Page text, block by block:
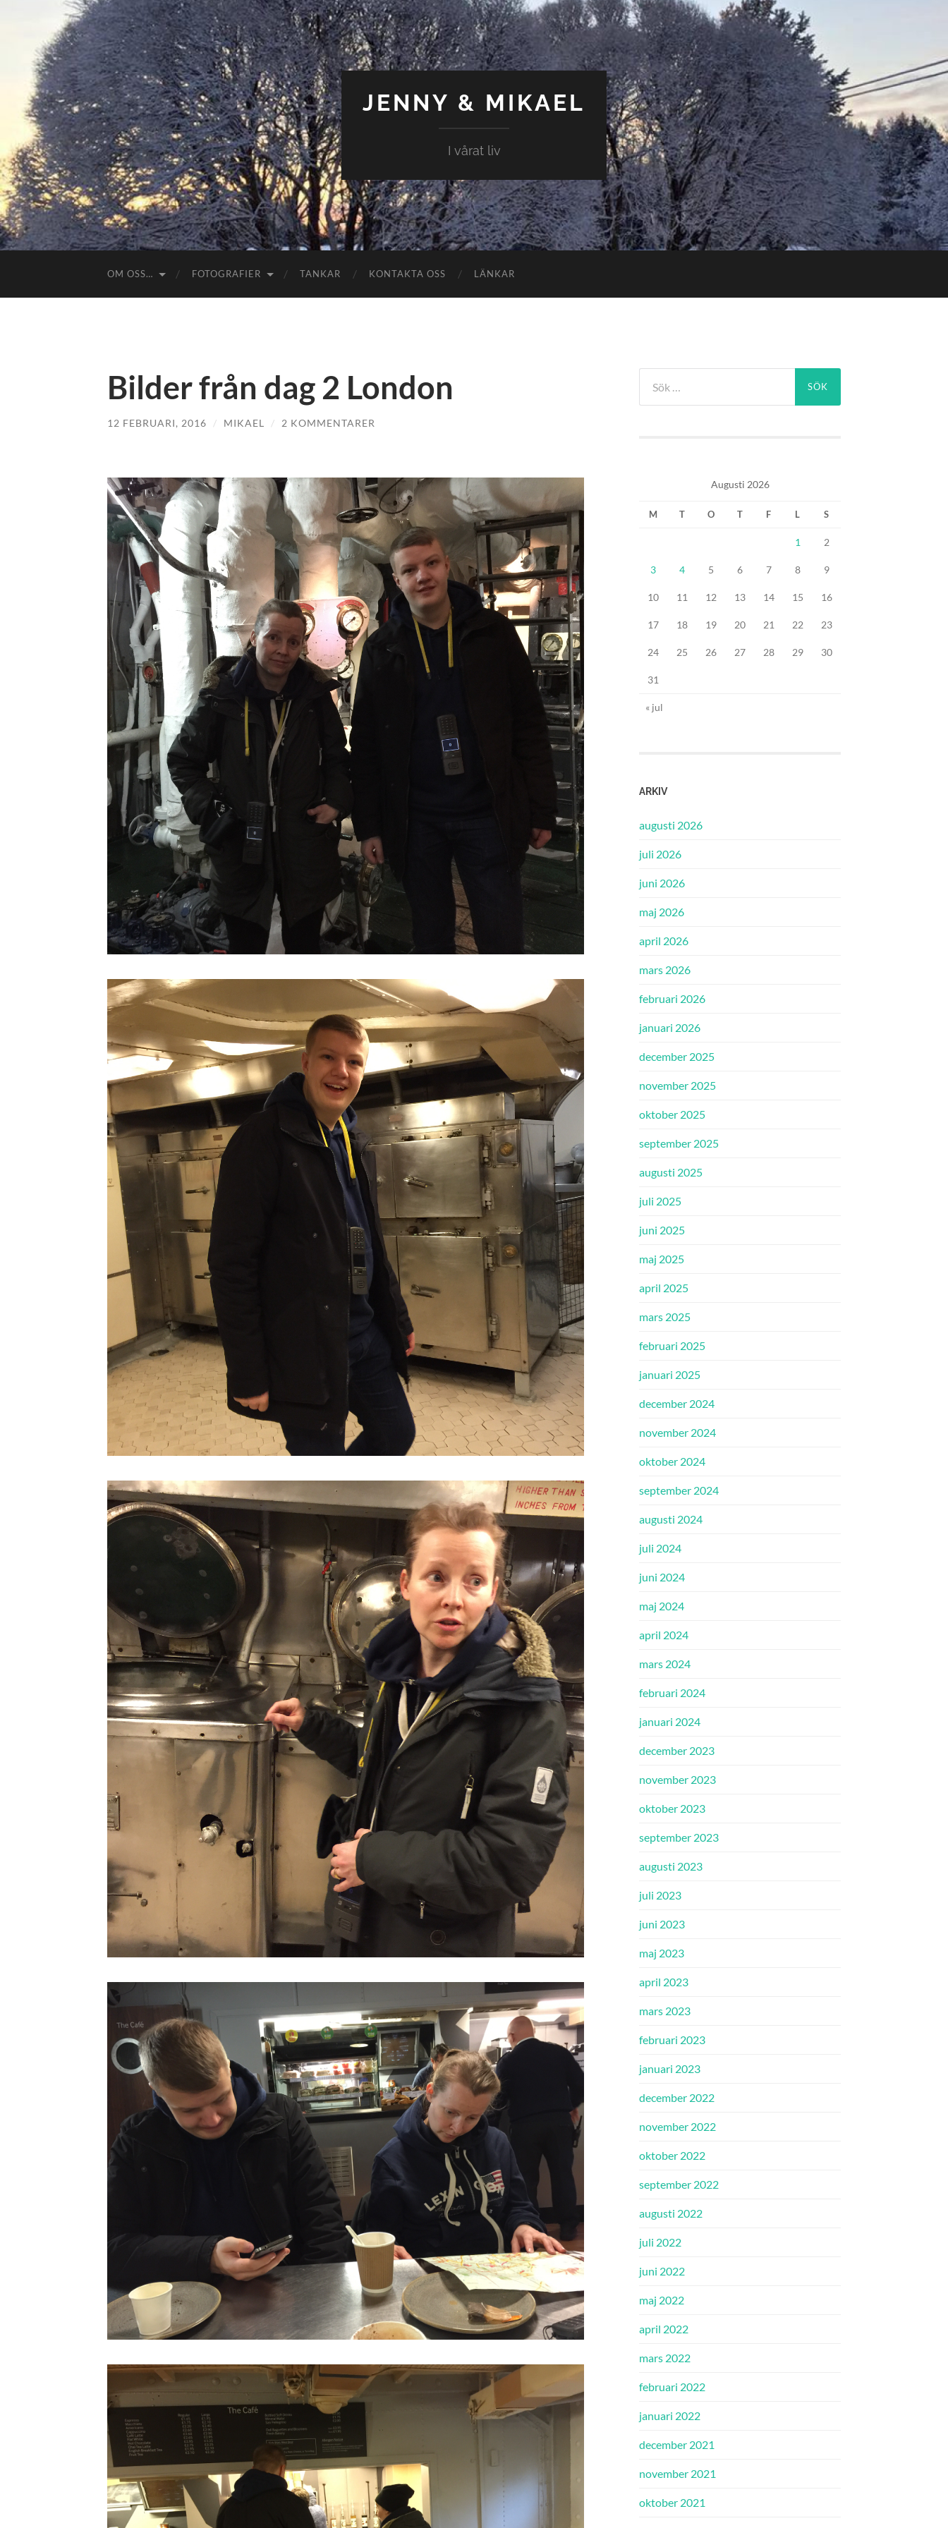
JENNY & MIKAEL
I vårat liv
OM OSS… FOTOGRAFIER TANKAR KONTAKTA OSS LÄNKAR
Bilder från dag 2 London
12 FEBRUARI, 2016 / MIKAEL / 2 KOMMENTARER
efter:
Augusti 2026
M T O T F L S
1 2
3 4 5 6 7 8 9
10 11 12 13 14 15 16
17 18 19 20 21 22 23
24 25 26 27 28 29 30
31
« jul
ARKIV
augusti 2026
juli 2026
juni 2026
maj 2026
april 2026
mars 2026
februari 2026
januari 2026
december 2025
november 2025
oktober 2025
september 2025
augusti 2025
juli 2025
juni 2025
maj 2025
april 2025
mars 2025
februari 2025
januari 2025
december 2024
november 2024
oktober 2024
september 2024
augusti 2024
juli 2024
juni 2024
maj 2024
april 2024
mars 2024
februari 2024
januari 2024
december 2023
november 2023
oktober 2023
september 2023
augusti 2023
juli 2023
juni 2023
maj 2023
april 2023
mars 2023
februari 2023
januari 2023
december 2022
november 2022
oktober 2022
september 2022
augusti 2022
juli 2022
juni 2022
maj 2022
april 2022
mars 2022
februari 2022
januari 2022
december 2021
november 2021
oktober 2021